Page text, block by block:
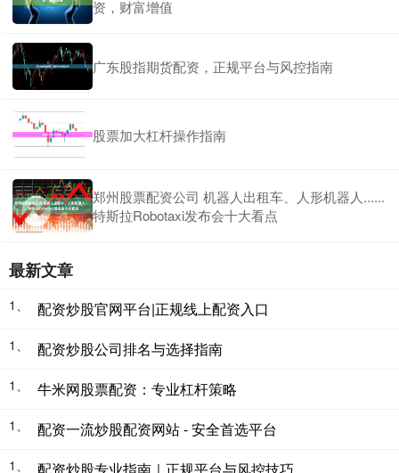
资，财富增值
广东股指期货配资，正规平台与风控指南
股票加大杠杆操作指南
郑州股票配资公司 机器人出租车、人形机器人......
特斯拉Robotaxi发布会十大看点
最新文章
1、 配资炒股官网平台|正规线上配资入口
1、 配资炒股公司排名与选择指南
1、 牛米网股票配资：专业杠杆策略
1、 配资一流炒股配资网站 - 安全首选平台
1、 配资炒股专业指南｜正规平台与风控技巧